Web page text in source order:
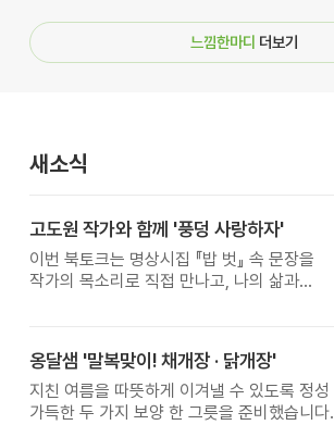
느낌한마디 더보기
새소식
고도원 작가와 함께 '풍덩 사랑하자'
이번 북토크는 명상시집 『밥 벗』 속 문장을
작가의 목소리로 직접 만나고, 나의 삶과
옹달샘 '말복맞이! 채개장 · 닭개장'
지친 여름을 따뜻하게 이겨낼 수 있도록 정성
가득한 두 가지 보양 한 그릇을 준비했습니다.